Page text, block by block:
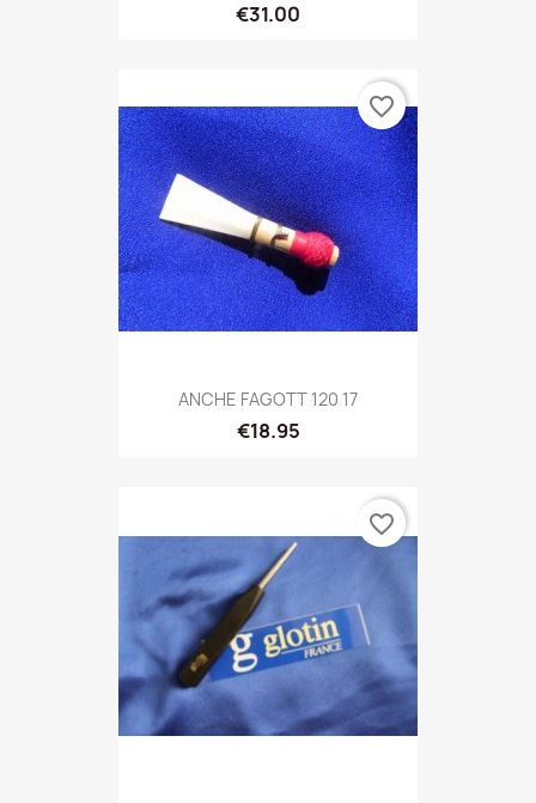
€31.00
ANCHE FAGOTT 120 17
€18.95
favorite_border
favorite_border